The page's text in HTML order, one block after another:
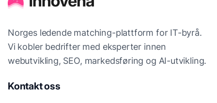
Norges ledende matching-plattform for IT-byrå.
Vi kobler bedrifter med eksperter innen
webutvikling, SEO, markedsføring og AI-utvikling.
Kontakt oss